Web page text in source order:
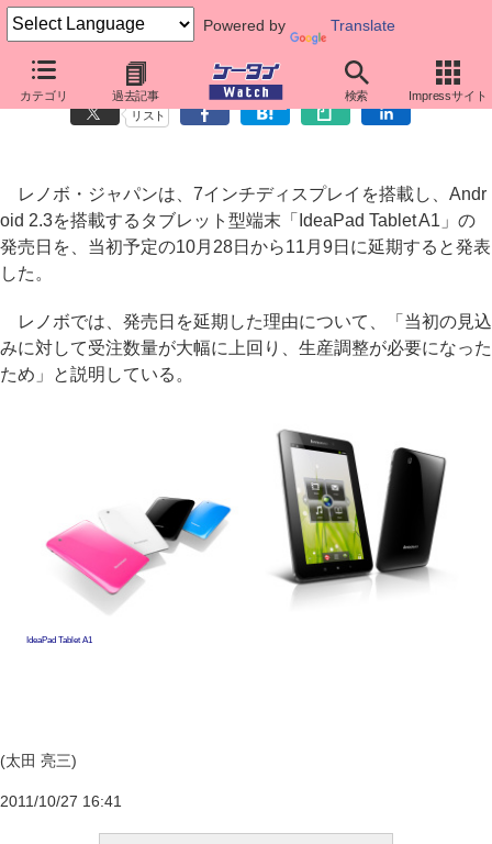
Powered by Translate
カテゴリ 過去記事 検索 Impressサイト
レノボ、「IdeaPad Tablet A1」の発売を11月9日に延期
リスト
レノボ・ジャパンは、7インチディスプレイを搭載し、Andr
oid 2.3を搭載するタブレット型端末「IdeaPad Tablet A1」の
発売日を、当初予定の10月28日から11月9日に延期すると発表
した。
レノボでは、発売日を延期した理由について、「当初の見込
みに対して受注数量が大幅に上回り、生産調整が必要になった
ため」と説明している。
IdeaPad Tablet A1
(太田 亮三)
2011/10/27 16:41